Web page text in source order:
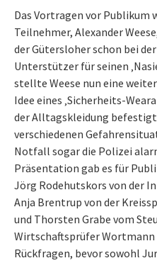
Das Vortragen vor Publikum
Teilnehmer, Alexander
der Gütersloher schon bei
Unterstützer für seinen
stellte Weese nun eine
Idee eines ‚Sicherheits-
der Alltagskleidung befestigt
verschiedenen
Notfall sogar die Polizei
Präsentation gab es für
Jörg Rodehutskors von der
Anja Brentrup von der
und Thorsten Grabe vom
Wirtschaftsprüfer
Rückfragen, bevor sowohl